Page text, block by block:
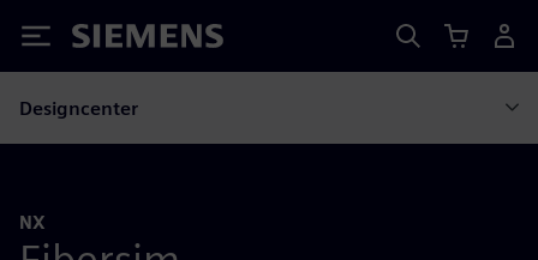
Siemens
Designcenter
NX